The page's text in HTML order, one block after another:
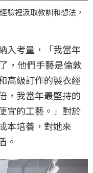
驗裡汲取教訓和想法，
入考量，「我當年
，他們手藝是倫敦
高級訂作的製衣經
，我當年最堅持的
宜的工藝。」對於
本培養，對她來
。